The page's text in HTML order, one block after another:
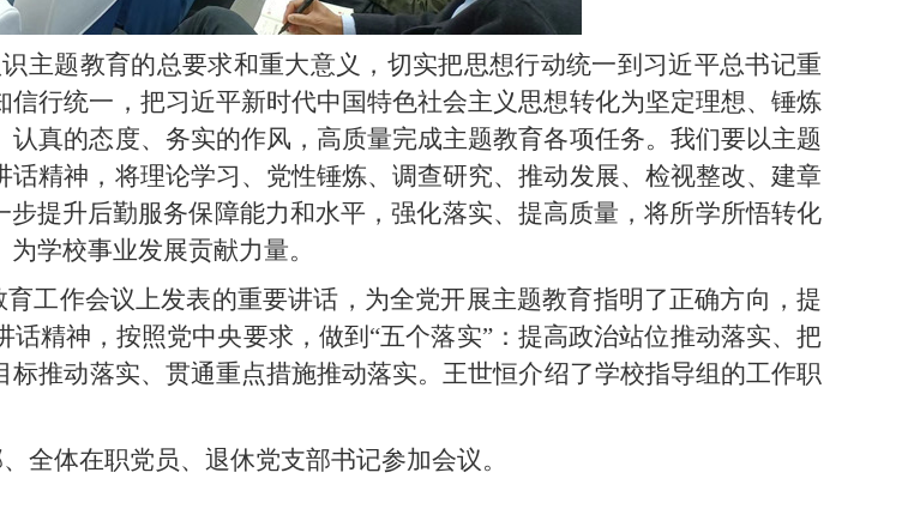
主题教育的总要求和重大意义，切实把思想行动统一到习近平总书记重
行统一，把习近平新时代中国特色社会主义思想转化为坚定理想、锤炼
真的态度、务实的作风，高质量完成主题教育各项任务。我们要以主题
精神，将理论学习、党性锤炼、调查研究、推动发展、检视整改、建章
提升后勤服务保障能力和水平，强化落实、提高质量，将所学所悟转化
学校事业发展贡献力量。
工作会议上发表的重要讲话，为全党开展主题教育指明了正确方向，提
话精神，按照党中央要求 ，做到 “五个落实”： 提高政治站位推动落实、把
标推动落实、 贯通重点措施推动落实。王世恒介绍了学校指导组的工作职
全体在职党员、退休党支部书记参加会议。